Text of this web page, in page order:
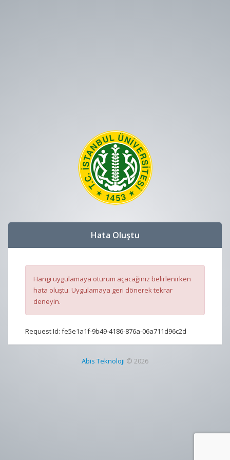
Hata Oluştu
Hangi uygulamaya oturum açacağınız belirlenirken
hata oluştu. Uygulamaya geri dönerek tekrar
deneyin.
Request Id: fe5e1a1f-9b49-4186-876a-06a711d96c2d
Abis Teknoloji © 2026